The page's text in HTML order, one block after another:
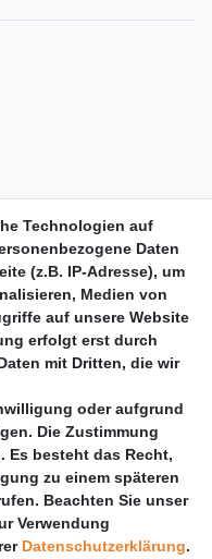
Technologien auf
Daten
(z.B. IP-Adresse), um
Medien von
auf unsere Website
erfolgt erst durch
mit Dritten, die wir
oder aufgrund
Die Zustimmung
Es besteht das Recht,
zu einem späteren
Beachten Sie unser
Verwendung
Daten­schutz­erklärung.